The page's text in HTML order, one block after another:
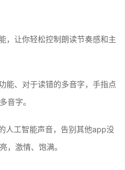
，让你轻松控制朗读节奏感和主
能、对于读错的多音字，手指点
音字。
人工智能声音，告别其他app没
，激情、饱满。